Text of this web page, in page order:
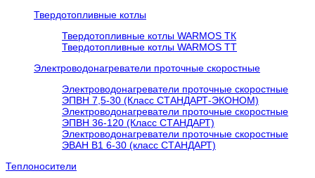
Твердотопливные котлы
Твердотопливные котлы WARMOS TК
Твердотопливные котлы WARMOS TT
Электроводонагреватели проточные скоростные
Электроводонагреватели проточные скоростные
ЭПВН 7,5-30 (Класс СТАНДАРТ-ЭКОНОМ)
Электроводонагреватели проточные скоростные
ЭПВН 36-120 (Класс СТАНДАРТ)
Электроводонагреватели проточные скоростные
ЭВАН В1 6-30 (класс СТАНДАРТ)
Теплоносители